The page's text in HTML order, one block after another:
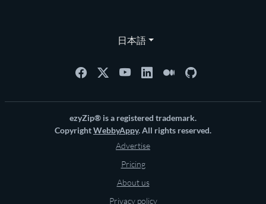
日本語
ezyZip® is a registered trademark.
CopyrightWebbyAppy. All rights reserved.
Advertise
Pricing
About us
Privacy policy